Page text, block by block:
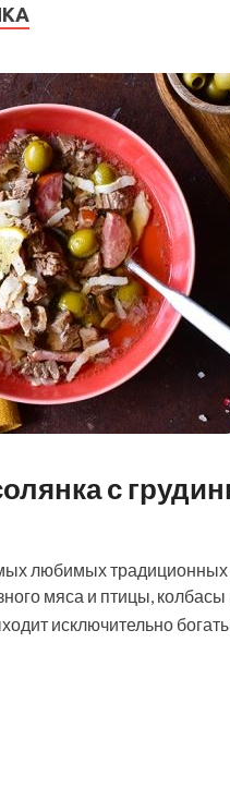
с
любимых традиционных
мяса и птицы,
исключительно